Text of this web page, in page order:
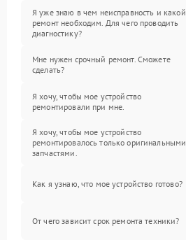
Я уже знаю в чем неисправность и какой
ремонт необходим. Для чего проводить
диагностику?
Мне нужен срочный ремонт. Сможете
сделать?
Я хочу, чтобы мое устройство
ремонтировали при мне.
Я хочу, чтобы мое устройство
ремонтировалось только оригинальными
запчастями.
Как я узнаю, что мое устройство готово?
От чего зависит срок ремонта техники?